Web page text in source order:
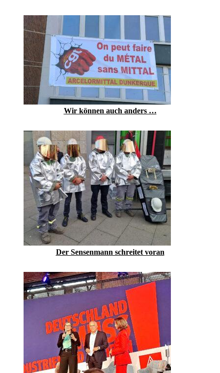
Wir können auch anders …
Der Sensenmann schreitet voran